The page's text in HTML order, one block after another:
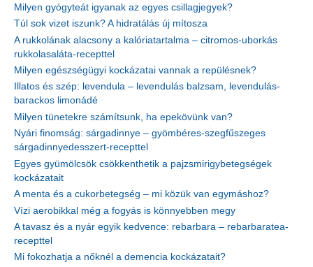
Milyen gyógyteát igyanak az egyes csillagjegyek?
Túl sok vizet iszunk? A hidratálás új mítosza
A rukkolának alacsony a kalóriatartalma – citromos-uborkás
rukkolasaláta-recepttel
Milyen egészségügyi kockázatai vannak a repülésnek?
Illatos és szép: levendula – levendulás balzsam, levendulás-
barackos limonádé
Milyen tünetekre számítsunk, ha epekövünk van?
Nyári finomság: sárgadinnye – gyömbéres-szegfűszeges
sárgadinnyedesszert-recepttel
Egyes gyümölcsök csökkenthetik a pajzsmirigybetegségek
kockázatait
A menta és a cukorbetegség – mi közük van egymáshoz?
Vízi aerobikkal még a fogyás is könnyebben megy
A tavasz és a nyár egyik kedvence: rebarbara – rebarbaratea-
recepttel
Mi fokozhatja a nőknél a demencia kockázatait?